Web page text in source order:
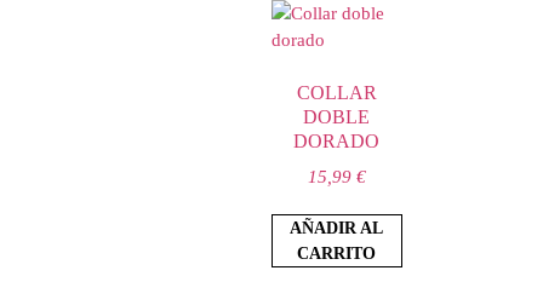
COLLAR
DOBLE
DORADO
15,99 €
AÑADIR AL
CARRITO